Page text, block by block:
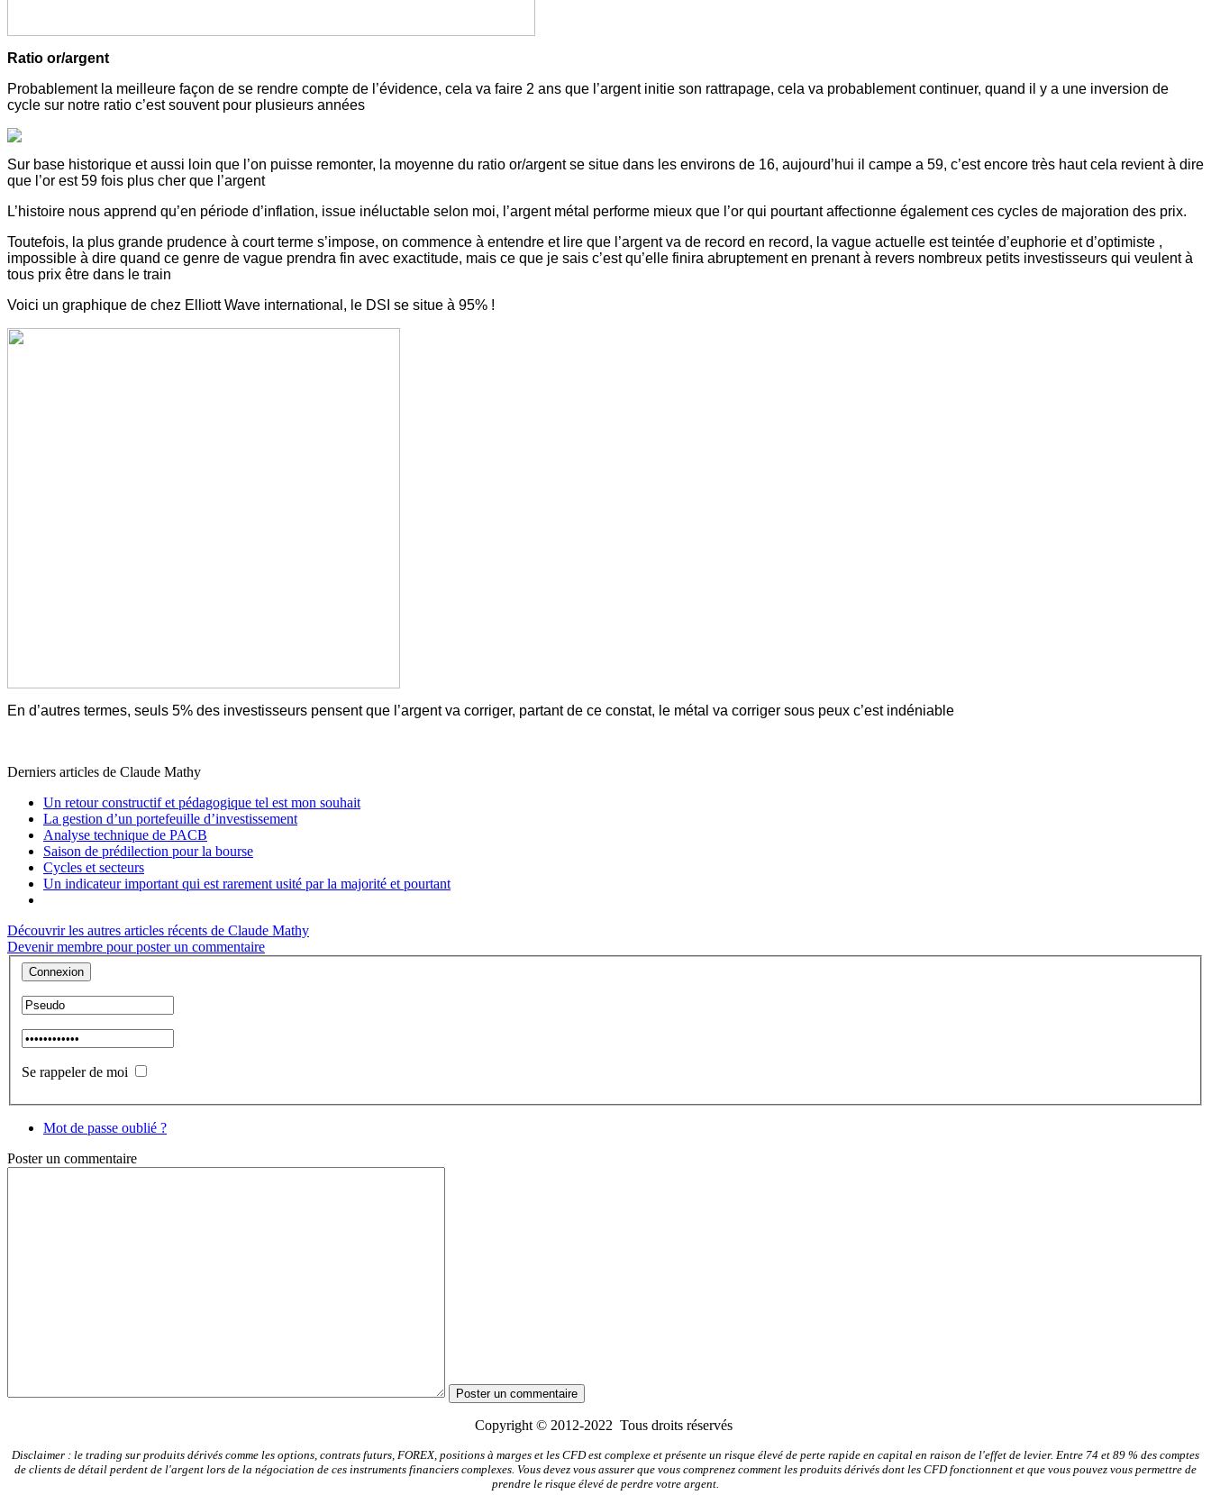
Ratio or/argent
Probablement la meilleure façon de se rendre compte de l’évidence, cela va faire 2 ans que l’argent initie son rattrapage, cela va probablement continuer, quand il y a une inversion de
cycle sur notre ratio c’est souvent pour plusieurs années
Sur base historique et aussi loin que l’on puisse remonter, la moyenne du ratio or/argent se situe dans les environs de 16, aujourd’hui il campe a 59, c’est encore très haut cela revient à dire
que l’or est 59 fois plus cher que l’argent
L’histoire nous apprend qu’en période d’inflation, issue inéluctable selon moi, l’argent métal performe mieux que l’or qui pourtant affectionne également ces cycles de majoration des prix.
Toutefois, la plus grande prudence à court terme s’impose, on commence à entendre et lire que l’argent va de record en record, la vague actuelle est teintée d’euphorie et d’optimiste ,
impossible à dire quand ce genre de vague prendra fin avec exactitude, mais ce que je sais c’est qu’elle finira abruptement en prenant à revers nombreux petits investisseurs qui veulent à
tous prix être dans le train
Voici un graphique de chez Elliott Wave international, le DSI se situe à 95% !
En d’autres termes, seuls 5% des investisseurs pensent que l’argent va corriger, partant de ce constat, le métal va corriger sous peux c’est indéniable
Derniers articles de Claude Mathy
Un retour constructif et pédagogique tel est mon souhait
La gestion d’un portefeuille d’investissement
Analyse technique de PACB
Saison de prédilection pour la bourse
Cycles et secteurs
Un indicateur important qui est rarement usité par la majorité et pourtant
Découvrir les autres articles récents de Claude Mathy
Devenir membre pour poster un commentaire
Se rappeler de moi
Mot de passe oublié ?
Posterun commentaire
Copyright © 2012-2022 Tous droits réservés
Disclaimer : le trading sur produits dérivés comme les options, contrats futurs, FOREX, positions à marges et les CFD est complexe et présente un risque élevé de perte rapide en capital en raison de l'effet de levier. Entre 74 et 89 % des comptes
de clients de détail perdent de l'argent lors de la négociation de ces instruments financiers complexes. Vous devez vous assurer que vous comprenez comment les produits dérivés dont les CFD fonctionnent et que vous pouvez vous permettre de
prendre le risque élevé de perdre votre argent.